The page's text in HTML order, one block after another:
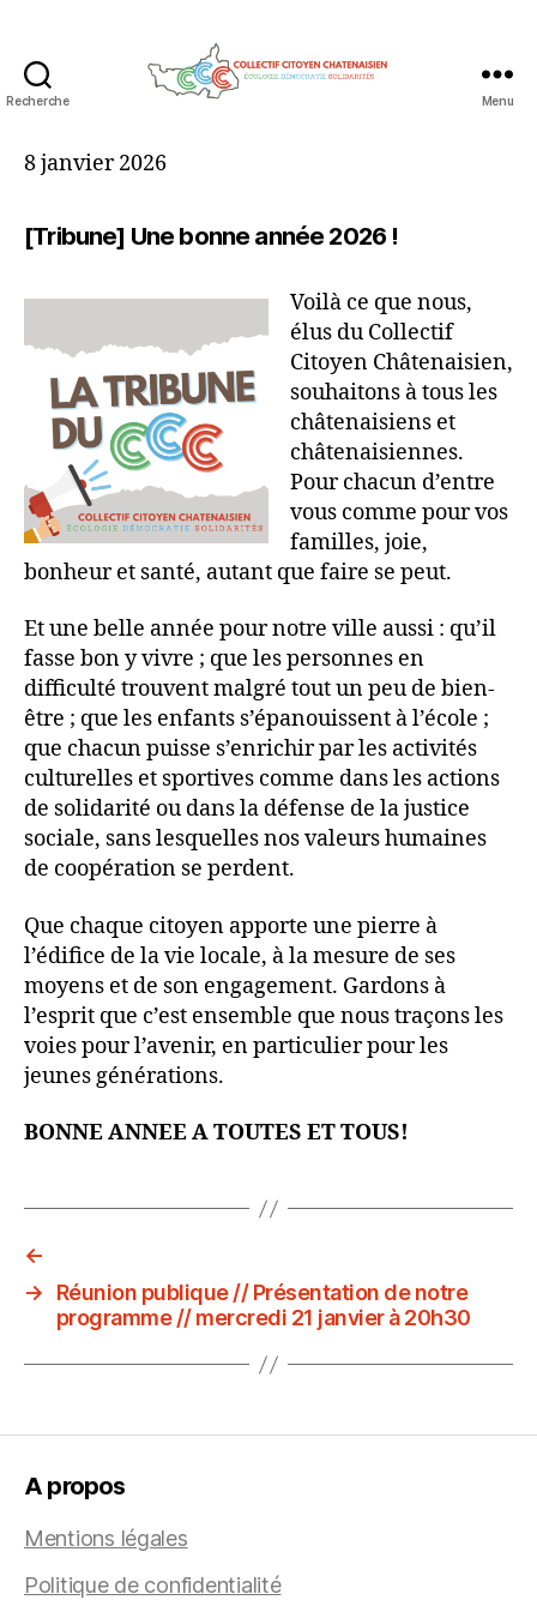
Recherche Menu
8 janvier 2026
[Tribune] Une bonne année 2026 !
Voilà ce que nous,
élus du Collectif
Citoyen Châtenaisien,
souhaitons à tous les
châtenaisiens et
châtenaisiennes.
Pour chacun d’entre
vous comme pour vos
familles, joie,
bonheur et santé, autant que faire se peut.
Et une belle année pour notre ville aussi : qu’il
fasse bon y vivre ; que les personnes en
difficulté trouvent malgré tout un peu de bien-
être ; que les enfants s’épanouissent à l’école ;
que chacun puisse s’enrichir par les activités
culturelles et sportives comme dans les actions
de solidarité ou dans la défense de la justice
sociale, sans lesquelles nos valeurs humaines
de coopération se perdent.
Que chaque citoyen apporte une pierre à
l’édifice de la vie locale, à la mesure de ses
moyens et de son engagement. Gardons à
l’esprit que c’est ensemble que nous traçons les
voies pour l’avenir, en particulier pour les
jeunes générations.
BONNE ANNEE A TOUTES ET TOUS!
←
→
Réunion publique // Présentation de notre
programme // mercredi 21 janvier à 20h30
A propos
Mentions légales
Politique de confidentialité